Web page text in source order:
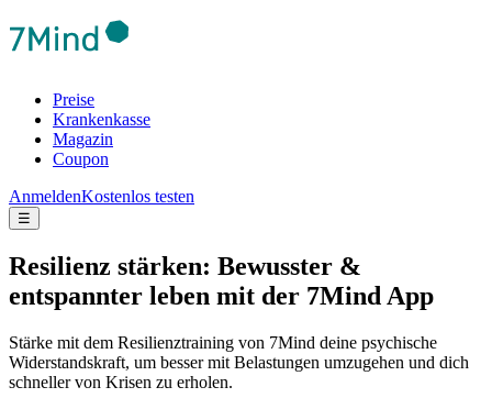
Preise
Krankenkasse
Magazin
Coupon
AnmeldenKostenlos testen
☰
Resilienz stärken: Bewusster &
entspannter leben mit der 7Mind App
Stärke mit dem Resilienztraining von 7Mind deine psychische
Widerstandskraft, um besser mit Belastungen umzugehen und dich
schneller von Krisen zu erholen.